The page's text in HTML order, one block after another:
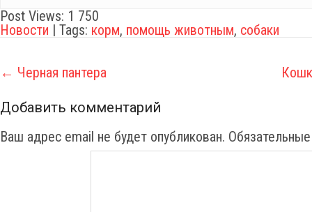
Post Views: 1 750
Новости | Tags: корм, помощь животным, собаки
P
s
t
← Черная пантера
Добавить комментарий
Ваш адрес email не будет опубликован.